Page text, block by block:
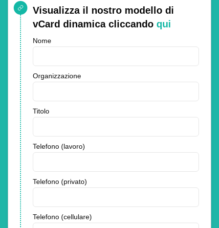
Visualizza il nostro modello di
vCard dinamica cliccando qui
Nome
Organizzazione
Titolo
Telefono (lavoro)
Telefono (privato)
Telefono (cellulare)